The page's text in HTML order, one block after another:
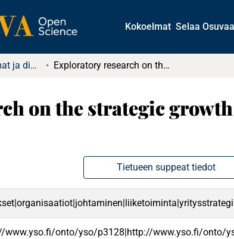
Kokoelmat Selaa Osuvaa
Pro gradu -tutkielmat ja diplomityöt Exploratory research on the strategic growth factors of E-sports organizations
on the strategic
Tietueen suppeat tiedot
www.yso.fi/onto/yso/p3128|http://www.yso.fi/onto/